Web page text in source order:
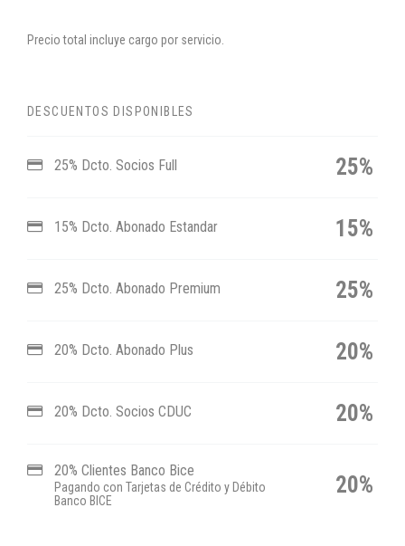
Precio total incluye cargo por servicio.
DESCUENTOS DISPONIBLES
25% Dcto. Socios Full 25%
15% Dcto. Abonado Estandar 15%
25% Dcto. Abonado Premium 25%
20% Dcto. Abonado Plus 20%
20% Dcto. Socios CDUC 20%
20% Clientes Banco Bice
Pagando con Tarjetas de Crédito y Débito
Banco BICE
20%